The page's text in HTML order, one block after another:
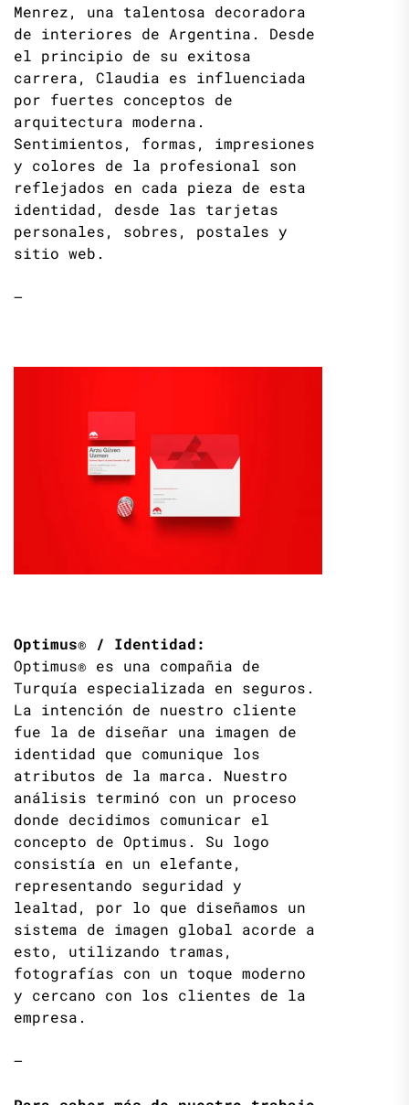
Menrez, una talentosa decoradora
de interiores de Argentina. Desde
el principio de su exitosa
carrera, Claudia es influenciada
por fuertes conceptos de
arquitectura moderna.
Sentimientos, formas, impresiones
y colores de la profesional son
reflejados en cada pieza de esta
identidad, desde las tarjetas
personales, sobres, postales y
sitio web.
—
Optimus®
/ Identidad:
Optimus® es una compañia de
Turquía especializada en seguros.
La intención de nuestro cliente
fue la de diseñar una imagen de
identidad que comunique los
atributos de la marca. Nuestro
análisis terminó con un proceso
donde decidimos comunicar el
concepto de Optimus. Su logo
consistía en un elefante,
representando seguridad y
lealtad, por lo que diseñamos un
sistema de imagen global acorde a
esto, utilizando tramas,
fotografías con un toque moderno
y cercano con los clientes de la
empresa.
—